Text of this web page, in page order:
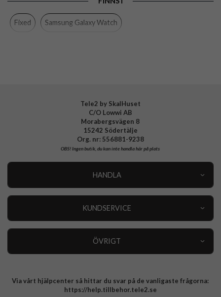
Färg
Fixed Samsung Galaxy Watch
Tele2 by SkalHuset
C/O Lowwi AB
Morabergsvägen 8
15242 Södertälje
Org. nr: 556881-9238
OBS!Ingen butik, du kan inte handla här på plats
HANDLA
KUNDSERVICE
ÖVRIGT
Integritetspolicy
Via vårt hjälpcenter så hittar du svar på de vanligaste frågorna:
https://help.tillbehor.tele2.se